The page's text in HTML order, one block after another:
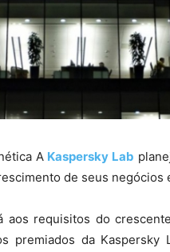
A Kaspersky Lab
de seus negócios
aos requisitos do
premiados da Kaspersky